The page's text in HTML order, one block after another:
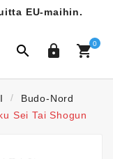
EU-maihin.
  0
Budo-Nord
Sei Tai Shogun